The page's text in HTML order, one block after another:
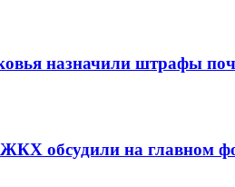
назначили штрафы
обсудили на главном